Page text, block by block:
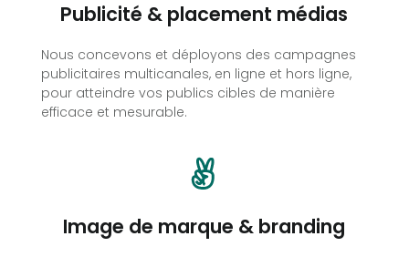
Publicité & placement médias
Nous concevons et déployons des campagnes
publicitaires multicanales, en ligne et hors ligne,
pour atteindre vos publics cibles de manière
efficace et mesurable.
Image de marque & branding